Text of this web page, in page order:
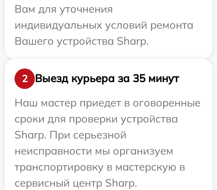
Вам для уточнения
индивидуальных условий ремонта
Вашего устройства Sharp.
2
Выезд курьера за 35 минут
Наш мастер приедет в оговоренные
сроки для проверки устройства
Sharp. При серьезной
неисправности мы организуем
транспортировку в мастерскую в
сервисный центр Sharp.